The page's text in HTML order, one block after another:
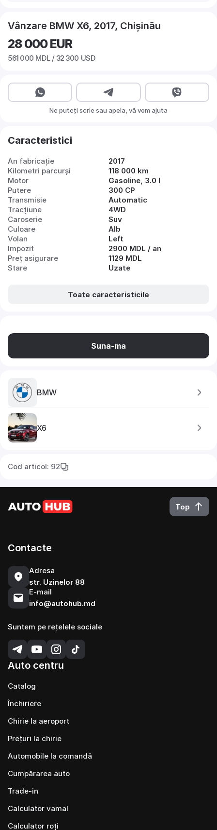
Vânzare BMW X6, 2017, Chișinău
28 000EUR
561 000 MDL / 32 300 USD
Ne puteți scrie sau apela, vă vom ajuta
Caracteristici
An fabricație
2017
Kilometri parcurși
118 000 km
Motor
Gasoline, 3.0 l
Putere
300 CP
Transmisie
Automatic
Tracțiune
4WD
Caroserie
Suv
Culoare
Alb
Volan
Left
Impozit
2900 MDL / an
Preț asigurare
1129 MDL
Stare
Uzate
Toate caracteristicile
Suna-ma
BMW
X6
Cod articol: 92
Top
Contacte
Adresa
str. Uzinelor 88
E-mail
info@autohub.md
Suntem pe rețelele sociale
Auto centru
Catalog
Închiriere
Chirie la aeroport
Prețuri la chirie
Automobile la comandă
Cumpărarea auto
Trade-in
Calculator vamal
Calculator roți